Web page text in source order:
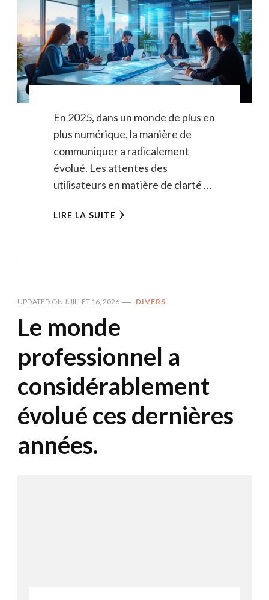
En 2025, dans un monde de plus en
plus numérique, la manière de
communiquer a radicalement
évolué. Les attentes des
utilisateurs en matière de clarté …
LIRE LA SUITE
UPDATED ON JUILLET 16, 2026 DIVERS
Le monde
professionnel a
considérablement
évolué ces dernières
années.